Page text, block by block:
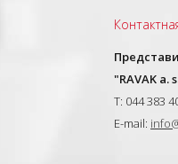
"RAVAK a.
T: 044 383
E-mail: